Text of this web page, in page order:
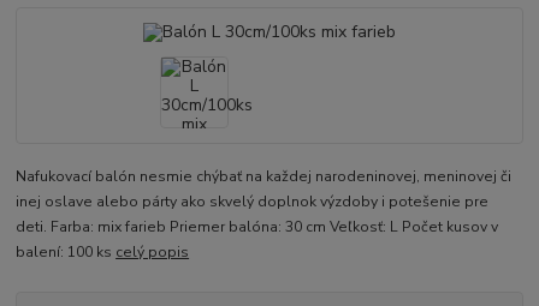
Nafukovací balón nesmie chýbať na každej narodeninovej, meninovej či
inej oslave alebo párty ako skvelý doplnok výzdoby i potešenie pre
deti. Farba: mix farieb Priemer balóna: 30 cm Veľkosť: L Počet kusov v
balení: 100 ks celý popis